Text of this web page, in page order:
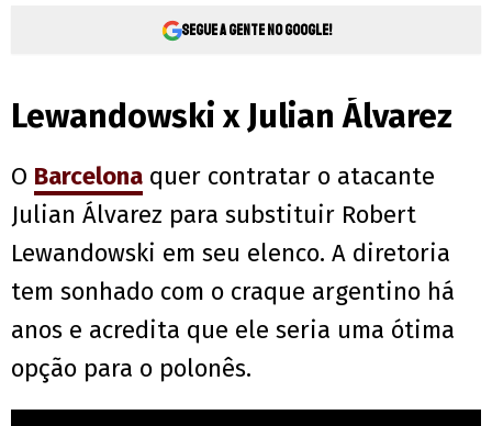
Segue a gente no Google!
Lewandowski x Julian Álvarez
O Barcelona quer contratar o atacante
Julian Álvarez para substituir Robert
Lewandowski em seu elenco. A diretoria
tem sonhado com o craque argentino há
anos e acredita que ele seria uma ótima
opção para o polonês.